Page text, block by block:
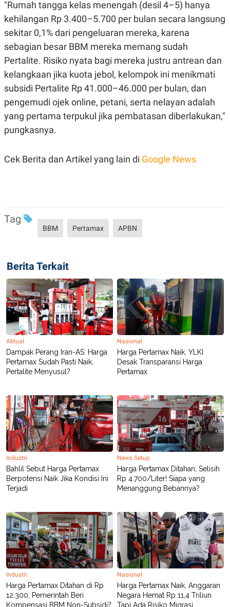
D
I
A
.
D
SITEMAPPROFILETERM
OF
USE
PEDOMAN
PEMBERITAAN
SIBER
"Rumah tangga kelas menengah (desil 4–5) hanya
kehilangan Rp 3.400–5.700 per bulan secara langsung
sekitar 0,1% dari pengeluaran mereka, karena
sebagian besar BBM mereka memang sudah
Pertalite. Risiko nyata bagi mereka justru antrean dan
kelangkaan jika kuota jebol, kelompok ini menikmati
subsidi Pertalite Rp 41.000–46.000 per bulan, dan
pengemudi ojek online, petani, serta nelayan adalah
yang pertama terpukul jika pembatasan diberlakukan,"
pungkasnya.
Cek Berita dan Artikel yang lain di Google News
Tag
BBM Pertamax APBN
Berita Terkait
Aktual
Dampak Perang Iran-AS: Harga
Pertamax Sudah Pasti Naik,
Pertalite Menyusul?
Nasional
Harga Pertamax Naik, YLKI
Desak Transparansi Harga
Pertamax
Industri
Bahlil Sebut Harga Pertamax
Berpotensi Naik Jika Kondisi Ini
Terjadi
News Setup
Harga Pertamax Ditahan, Selisih
Rp 4.700/Liter! Siapa yang
Menanggung Bebannya?
Industri
Harga Pertamax Ditahan di Rp
12.300, Pemerintah Beri
Kompensasi BBM Non-Subsidi?
Nasional
Harga Pertamax Naik, Anggaran
Negara Hemat Rp 11,4 Triliun
Tapi Ada Risiko Migrasi